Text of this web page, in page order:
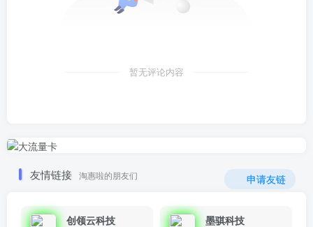
暂无评论内容
友情链接 淘惠啦的朋友们 申请友链
创领云科技 墨骐科技